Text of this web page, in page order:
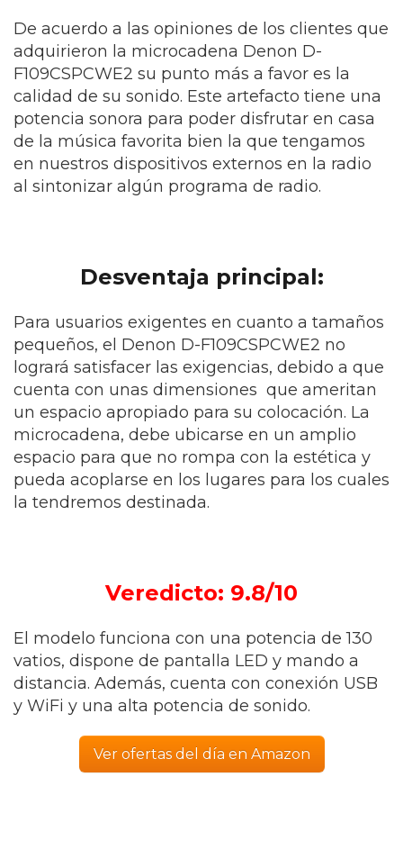
De acuerdo a las opiniones de los clientes que
adquirieron la microcadena Denon D-
F109CSPCWE2 su punto más a favor es la
calidad de su sonido. Este artefacto tiene una
potencia sonora para poder disfrutar en casa
de la música favorita bien la que tengamos
en nuestros dispositivos externos en la radio
al sintonizar algún programa de radio.
Desventaja principal:
Para usuarios exigentes en cuanto a tamaños
pequeños, el Denon D-F109CSPCWE2 no
logrará satisfacer las exigencias, debido a que
cuenta con unas dimensiones que ameritan
un espacio apropiado para su colocación. La
microcadena, debe ubicarse en un amplio
espacio para que no rompa con la estética y
pueda acoplarse en los lugares para los cuales
la tendremos destinada.
Veredicto: 9.8/10
El modelo funciona con una potencia de 130
vatios, dispone de pantalla LED y mando a
distancia. Además, cuenta con conexión USB
y WiFi y una alta potencia de sonido.
Ver ofertas del día en Amazon